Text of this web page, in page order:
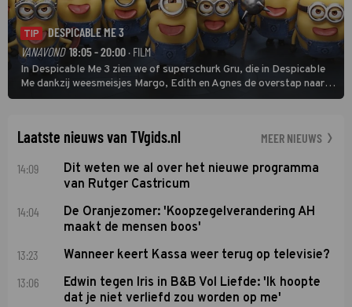
TIP
DESPICABLE ME 3
VANAVOND 18:05 - 20:00· FILM
In Despicable Me 3 zien we of superschurk Gru, die in Despicable
Me dankzij weesmeisjes Margo, Edith en Agnes de overstap naar
het rechte pad maakte, ook op dat pad weet te blijven.
Laatste nieuws van TVgids.nl MEER NIEUWS
14:09
Dit weten we al over het nieuwe programma
van Rutger Castricum
14:04
De Oranjezomer: 'Koopzegelverandering AH
maakt de mensen boos'
13:23 Wanneer keert Kassa weer terug op televisie?
13:06
Edwin tegen Iris in B&B Vol Liefde: 'Ik hoopte
dat je niet verliefd zou worden op me'